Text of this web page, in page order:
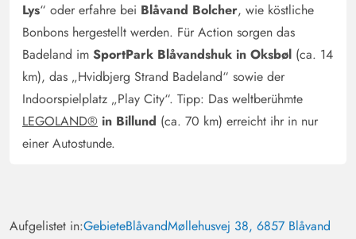
Lys“ oder erfahre bei Blåvand Bolcher, wie köstliche
Bonbons hergestellt werden. Für Action sorgen das
Badeland im SportPark Blåvandshuk in Oksbøl (ca. 14
km), das „Hvidbjerg Strand Badeland“ sowie der
Indoorspielplatz „Play City“. Tipp: Das weltberühmte
LEGOLAND® in Billund (ca. 70 km) erreicht ihr in nur
einer Autostunde.
Aufgelistet in:GebieteBlåvandMøllehusvej 38, 6857 Blåvand